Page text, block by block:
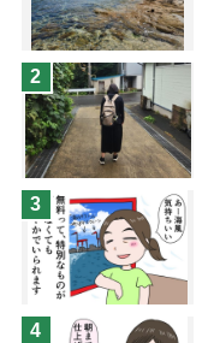
予防法
2
3
4